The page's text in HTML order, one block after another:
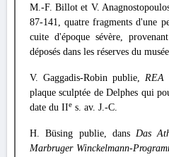
M.-F. Billot et V.
87-141, quatre fragments d'une
cuite d'époque sévère,
déposés dans les réserves du
V. Gaggadis-Robin publie,REA
plaque sculptée de Delphes qui
date du IIe s. av. J.-C.
H. Büsing publie, dans Das
Marbruger Winckelmann-